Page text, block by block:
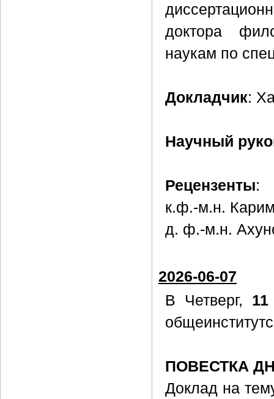
доктора
наукам по
Докладчик:
Научный
Рецензенты:
к.ф.-м.н.
д. ф.-м.н.
2026-06-07
В Четверг,
ПОВЕСТКА
Доклад на